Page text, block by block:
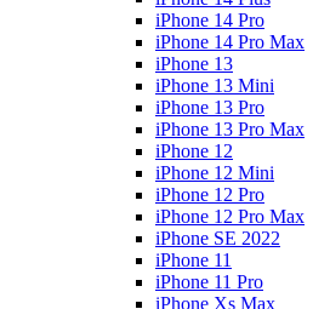
iPhone 14 Pro
iPhone 14 Pro Max
iPhone 13
iPhone 13 Mini
iPhone 13 Pro
iPhone 13 Pro Max
iPhone 12
iPhone 12 Mini
iPhone 12 Pro
iPhone 12 Pro Max
iPhone SE 2022
iPhone 11
iPhone 11 Pro
iPhone Xs Max